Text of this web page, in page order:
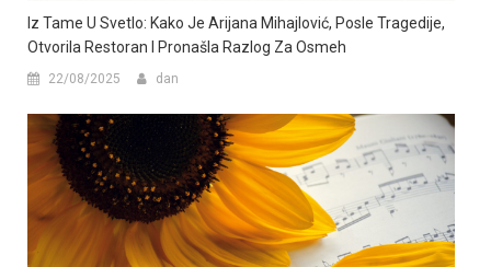
Iz Tame U Svetlo: Kako Je Arijana Mihajlović, Posle Tragedije,
Otvorila Restoran I Pronašla Razlog Za Osmeh
22/08/2025 dan